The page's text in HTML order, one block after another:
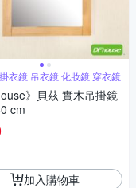
衣鏡 吊衣鏡 化妝鏡 穿衣鏡
》貝茲 實木吊掛鏡
cm
加入購物車